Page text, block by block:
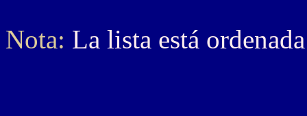
Nota: La lista está